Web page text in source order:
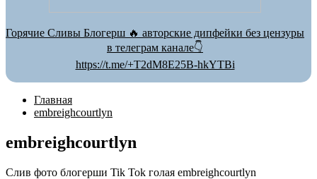
Горячие Сливы Блогерш 🔥 авторские дипфейки без цензуры
в телеграм канале👇
https://t.me/+T2dM8E25B-hkYTBi
Главная
embreighcourtlyn
embreighcourtlyn
Слив фото блогерши Tik Tok голая embreighcourtlyn